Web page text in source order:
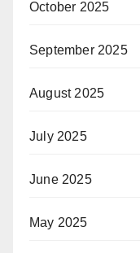
October 2025
September 2025
August 2025
July 2025
June 2025
May 2025